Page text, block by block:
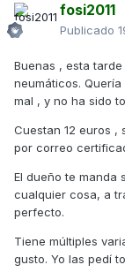
fosi2011
Publicado
Buenas , esta
neumáticos.
mal , y no ha sido
Cuestan 12 euros ,
por correo
El dueño te manda
cualquier cosa, a
perfecto.
Tiene múltiples
gusto. Yo las pedí